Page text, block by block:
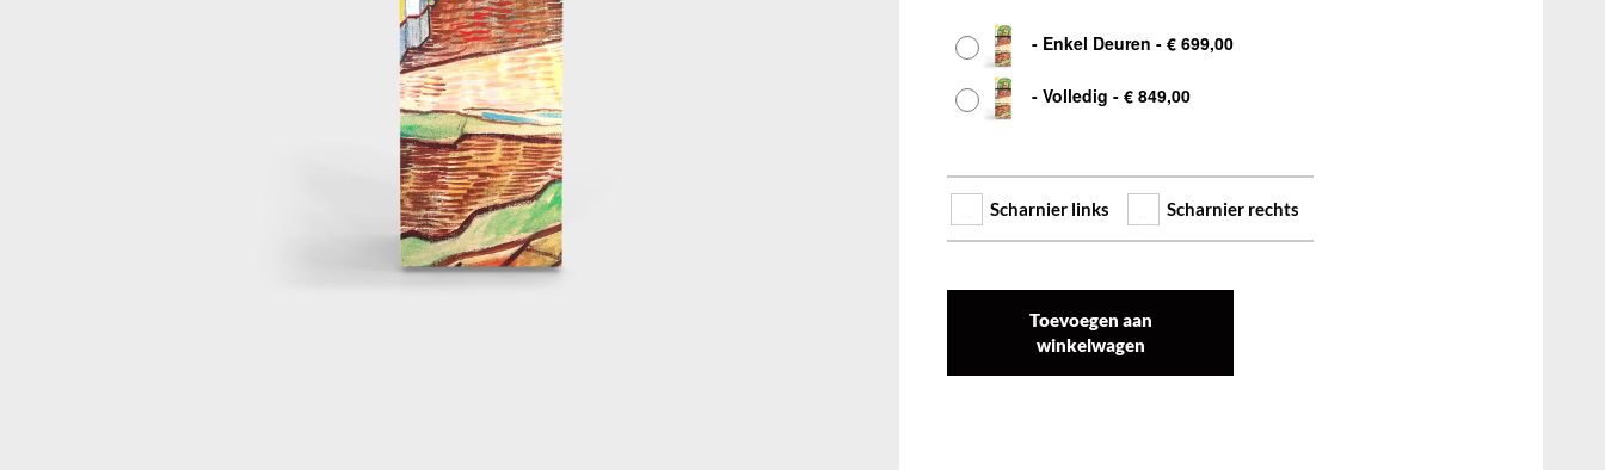
- Enkel Deuren -€ 699,00
-Volledig -€ 849,00
Scharnier links Scharnier rechts
Toevoegen aan
winkelwagen